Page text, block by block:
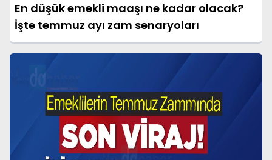
En düşük emekli maaşı ne kadar olacak?
İşte temmuz ayı zam senaryoları